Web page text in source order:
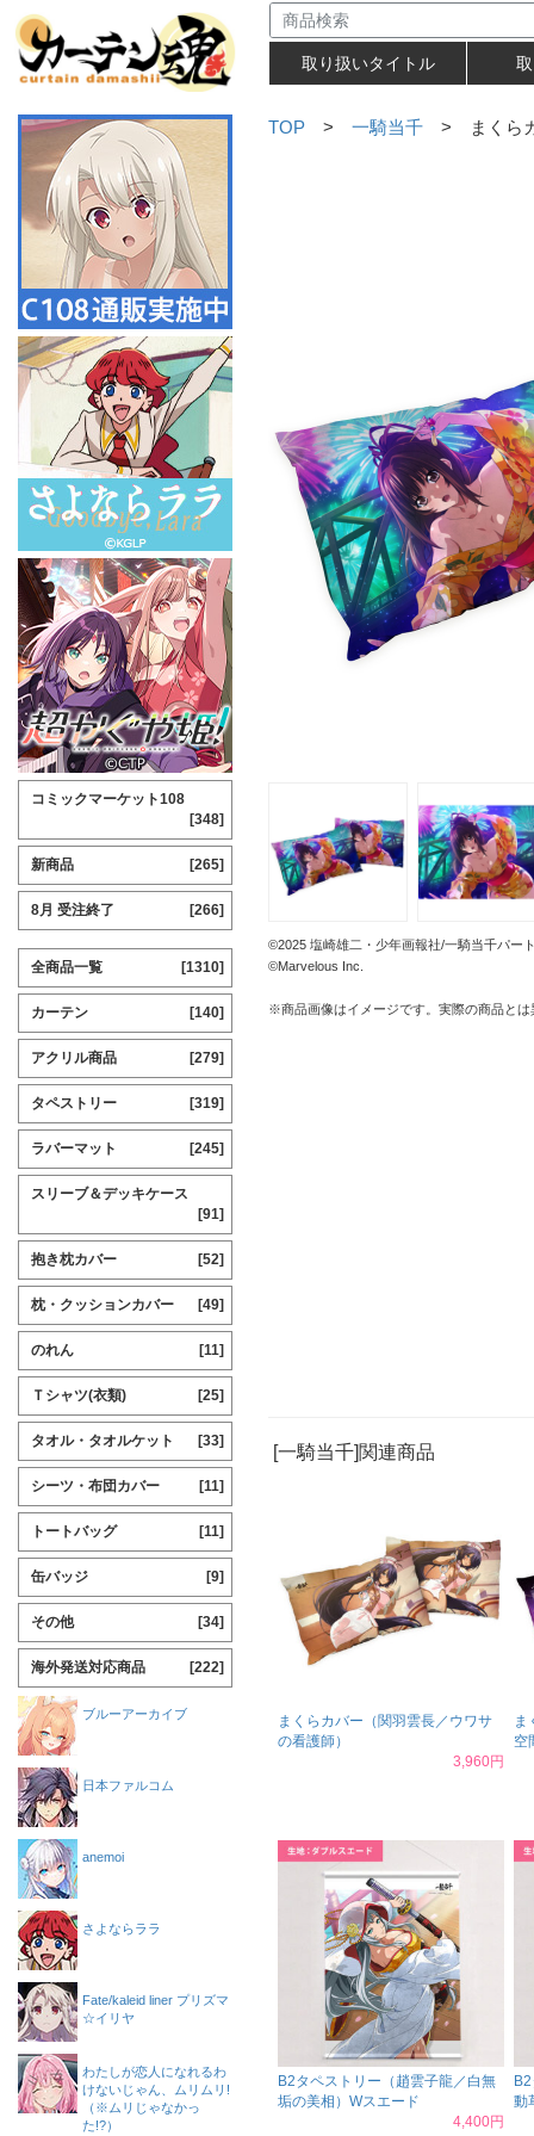
取り扱いタイトル
TOP > 一騎当千 > まくらカ
©2025 塩崎雄二・少年画報社/一騎当千パー
©Marvelous Inc.
※商品画像はイメージです。実際の商品と
[一騎当千]関連商品
まくらカバー（関羽雲長／ウワサ
の看護師）
3,960円
ま
空
B2タペストリー（趙雲子龍／白無
垢の美相）Wスエード
4,400円
動
コミックマーケット108
[348]
新商品 [265]
8月 受注終了 [266]
全商品一覧 [1310]
カーテン [140]
アクリル商品 [279]
タペストリー [319]
ラバーマット [245]
スリーブ＆デッキケース
[91]
抱き枕カバー [52]
枕・クッションカバー [49]
のれん [11]
Ｔシャツ(衣類) [25]
タオル・タオルケット [33]
シーツ・布団カバー [11]
トートバッグ [11]
缶バッジ [9]
その他 [34]
海外発送対応商品 [222]
ブルーアーカイブ
日本ファルコム
anemoi
さよならララ
Fate/kaleid liner プリズマ
☆イリヤ
わたしが恋人になれるわ
けないじゃん、ムリムリ!
（※ムリじゃなかっ
た!?）